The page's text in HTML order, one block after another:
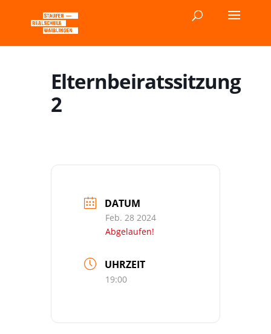
Elternbeiratssitzung
2
DATUM
Feb. 28 2024
Abgelaufen!
UHRZEIT
19:00